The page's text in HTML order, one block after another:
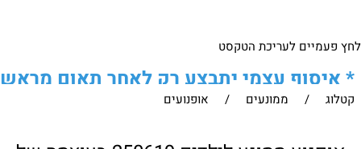
לחץ פעמיים לעריכת הטקסט
* איסוף עצמי יתבצע רק לאחר תאום מראש
של הלקוח מול נציגנו!
קטלוג / ממונעים / אופנועים